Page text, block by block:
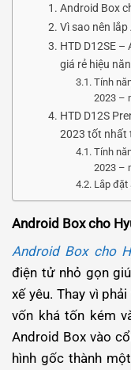
Android Box
Vì sao nên
HTD D12SE
giá rẻ hiệu
Tính
2023 –
HTD D12S
2023 tốt nhất
Tính
2023 –
Lắp đặt
Android Box cho
Android Box cho
điện tử nhỏ gọn
xế yêu. Thay vì
vốn khá tốn kém
Android Box vào
hình gốc thành